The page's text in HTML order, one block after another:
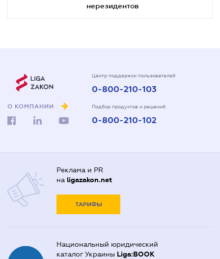
нерезидентов
О КОМПАНИИ
Центр поддержки пользователей
0-800-210-103
Подбор продуктов и решений
0-800-210-102
Реклама и PR
на ligazakon.net
ТАРИФЫ
Национальный юридический
каталог Украины Liga:BOOK